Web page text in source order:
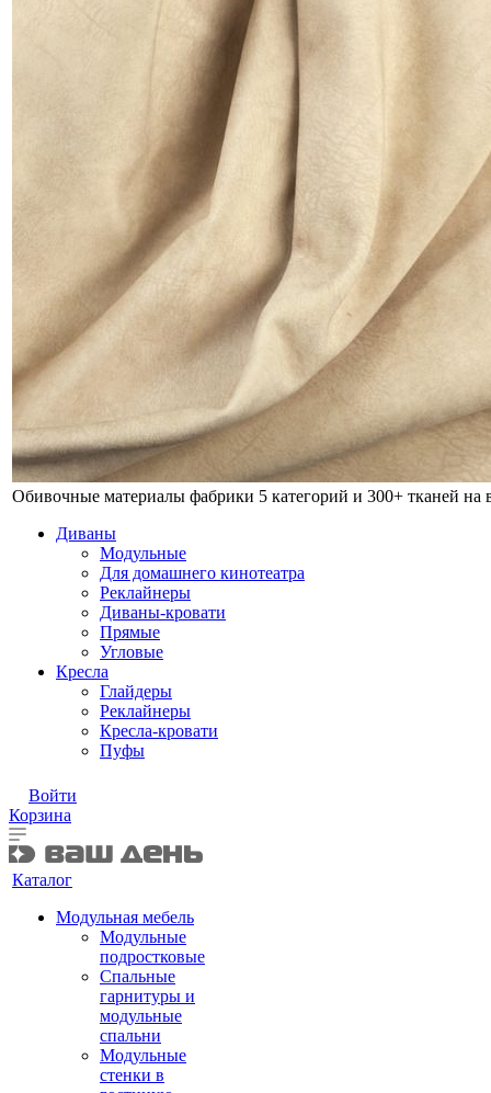
Обивочные материалы фабрики 5 категорий и 300+ тканей на
Диваны
Модульные
Для домашнего кинотеатра
Реклайнеры
Диваны-кровати
Прямые
Угловые
Кресла
Глайдеры
Реклайнеры
Кресла-кровати
Пуфы
Войти
Корзина
Каталог
Модульная мебель
Модульные
подростковые
Спальные
гарнитуры и
модульные
спальни
Модульные
стенки в